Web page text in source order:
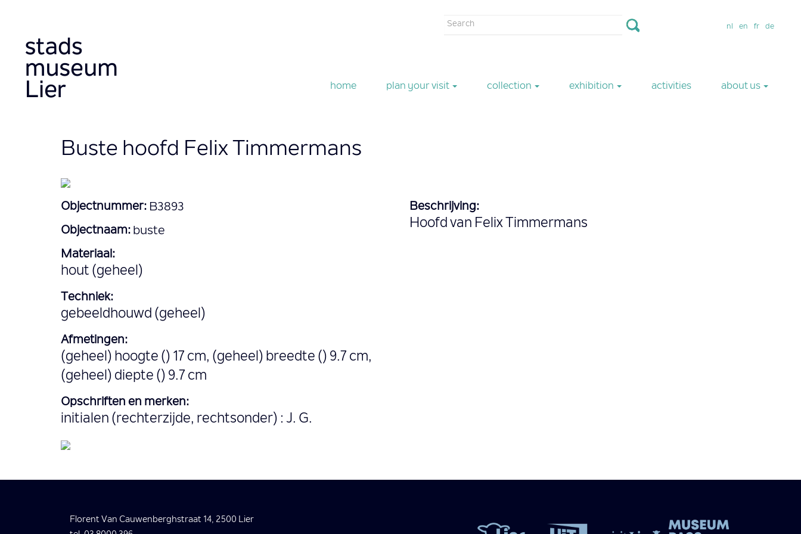
Search
nl en fr de
home plan your visit collection exhibition activities about us
Buste hoofd Felix Timmermans
Objectnummer: B3893
Objectnaam: buste
Materiaal:
hout (geheel)
Techniek:
gebeeldhouwd (geheel)
Afmetingen:
(geheel) hoogte () 17 cm, (geheel) breedte () 9.7 cm,
(geheel) diepte () 9.7 cm
Opschriften en merken:
initialen (rechterzijde, rechtsonder) : J. G.
Beschrijving:
Hoofd van Felix Timmermans
Florent Van Cauwenberghstraat 14, 2500 Lier